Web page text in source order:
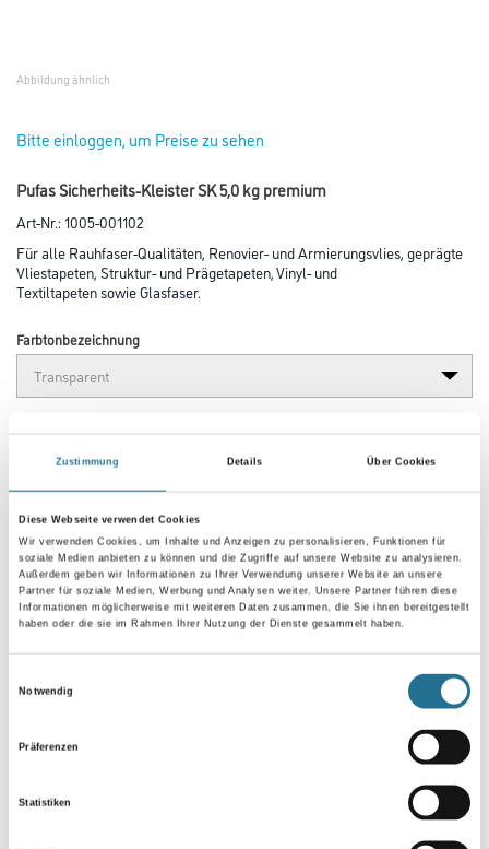
Zustimmung Details Über Cookies
Diese Webseite verwendet Cookies
Wir verwenden Cookies, um Inhalte und Anzeigen zu personalisieren, Funktionen für
soziale Medien anbieten zu können und die Zugriffe auf unsere Website zu analysieren.
Außerdem geben wir Informationen zu Ihrer Verwendung unserer Website an unsere
Partner für soziale Medien, Werbung und Analysen weiter. Unsere Partner führen diese
Informationen möglicherweise mit weiteren Daten zusammen, die Sie ihnen bereitgestellt
haben oder die sie im Rahmen Ihrer Nutzung der Dienste gesammelt haben.
Notwendig
Präferenzen
Statistiken
Abbildung ähnlich
Bitte einloggen, um Preise zu sehen
Pufas Sicherheits-Kleister SK 5,0 kg premium
Art-Nr.:1005-001102
Für alle Rauhfaser-Qualitäten, Renovier- und Armierungsvlies, geprägte
Vliestapeten, Struktur- und Prägetapeten, Vinyl- und
Textiltapeten sowie Glasfaser.
Farbtonbezeichnung
Umrechnungsfaktoren
PRODUKTEIGENSCHAFTEN